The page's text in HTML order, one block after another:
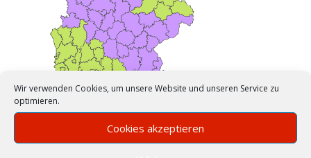
Wir verwenden Cookies, um unsere Website und unseren Service zu
optimieren.
Cookies akzeptieren